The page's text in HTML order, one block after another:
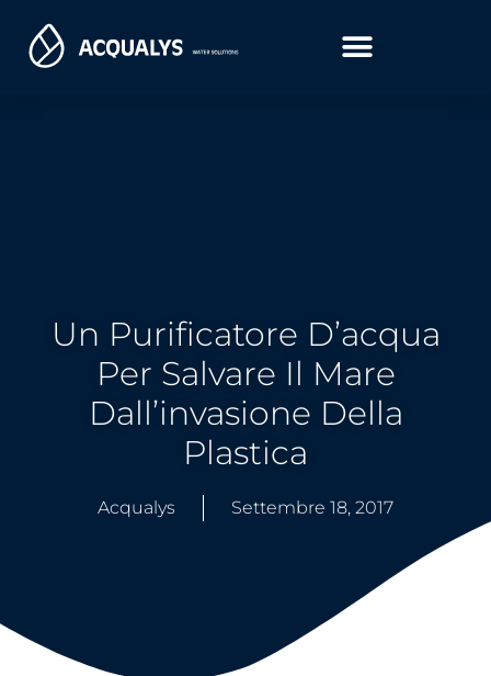
Un Purificatore D’acqua
Per Salvare Il Mare
Dall’invasione Della
Plastica
Acqualys Settembre 18, 2017